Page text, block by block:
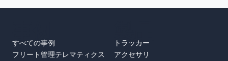
すべての事例
フリート管理テレマティクス
トラッカー
アクセサリ